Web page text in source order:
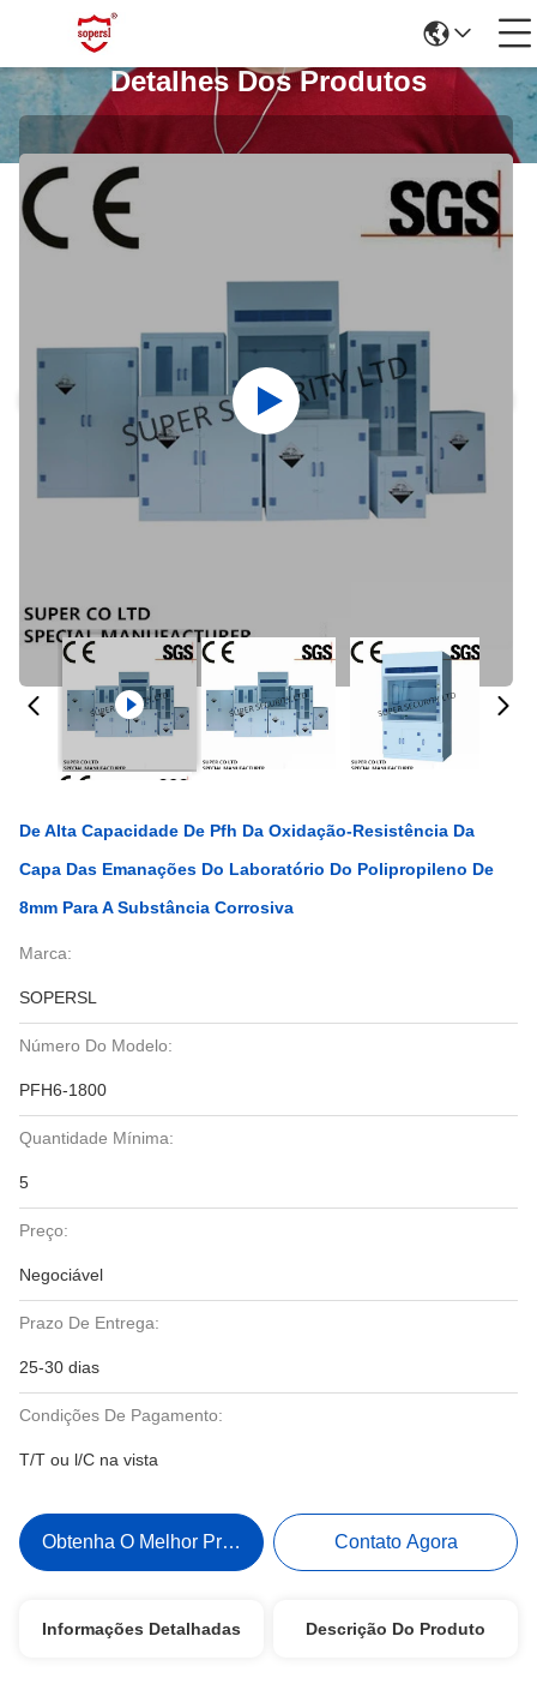
Detalhes Dos Produtos
De Alta Capacidade De Pfh Da Oxidação-Resistência Da
Capa Das Emanações Do Laboratório Do Polipropileno De
8mm Para A Substância Corrosiva
Marca:
SOPERSL
Número Do Modelo:
PFH6-1800
Quantidade Mínima:
5
Preço:
Negociável
Prazo De Entrega:
25-30 dias
Condições De Pagamento:
T/T ou l/C na vista
Obtenha O Melhor Preço Contato Agora
Informações Detalhadas Descrição Do Produto